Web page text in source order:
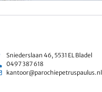
Sniederslaan 46, 5531 EL Bladel
0497 387 618
kantoor@parochiepetruspaulus.nl